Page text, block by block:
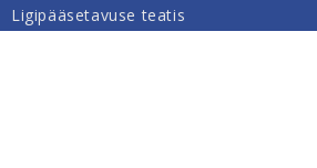
Ligipääsetavuse teatis